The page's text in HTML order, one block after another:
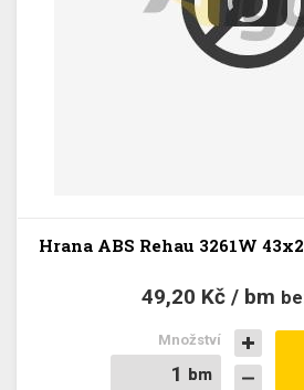
Hrana ABS Rehau 3261W
49,20 Kč / bm
bm
bm
Množství